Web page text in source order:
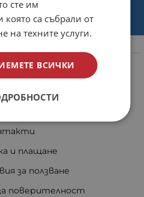
нас
и плащане
за ползване
поверителност
сте им
която са събрали от
на техните услуги.
ВСИЧКИ